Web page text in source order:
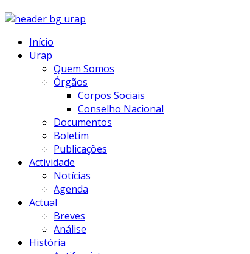
Início
Urap
Quem Somos
Órgãos
Corpos Sociais
Conselho Nacional
Documentos
Boletim
Publicações
Actividade
Notícias
Agenda
Actual
Breves
Análise
História